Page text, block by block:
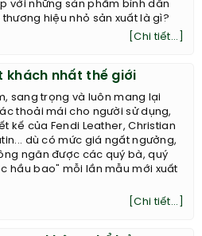
với những sản phẩm bình dân
hiệu nhỏ sản xuất là gì?
[Chi tiết...]
khách nhất thế giới
sang trọng và luôn mang lại
thoải mái cho người sử dụng,
kế của Fendi Leather, Christian
dù có mức giá ngất ngưởng,
ngăn được các quý bà, quý
hầu bao" mỗi lần mẫu mới xuất
[Chi tiết...]